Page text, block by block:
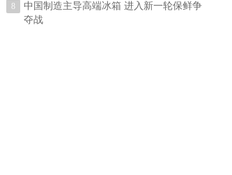
8
中国制造主导高端冰箱 进入新一轮保鲜争
夺战